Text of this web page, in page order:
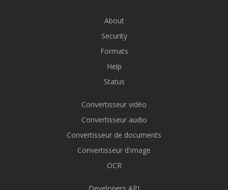
About
Security
Formats
Help
Status
Convertisseur vidéo
Convertisseur audio
Convertisseur de documents
Convertisseur d'image
OCR